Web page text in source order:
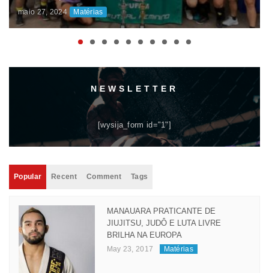
maio 27, 2024 Matérias
NEWSLETTER
[wysija_form id="1"]
Popular Recent Comment Tags
MANAUARA PRATICANTE DE
JIUJITSU, JUDÔ E LUTA LIVRE
BRILHA NA EUROPA
May 23, 2017 Matérias